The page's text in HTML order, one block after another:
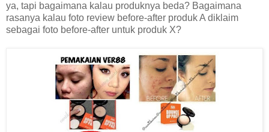
ya, tapi bagaimana kalau produknya beda? Bagaimana
rasanya kalau foto review before-after produk A diklaim
sebagai foto before-after untuk produk X?